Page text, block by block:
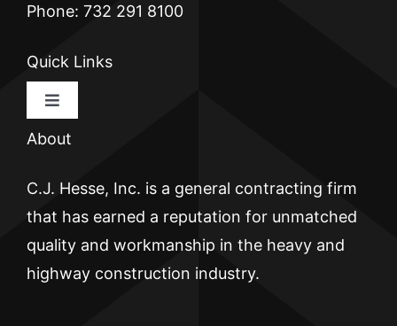
Phone: 732 291 8100
Quick Links
Toggle
HOME
BRICKWALL
About
C.J. Hesse, Inc. is a general contracting firm
that has earned a reputation for unmatched
quality and workmanship in the heavy and
highway construction industry.